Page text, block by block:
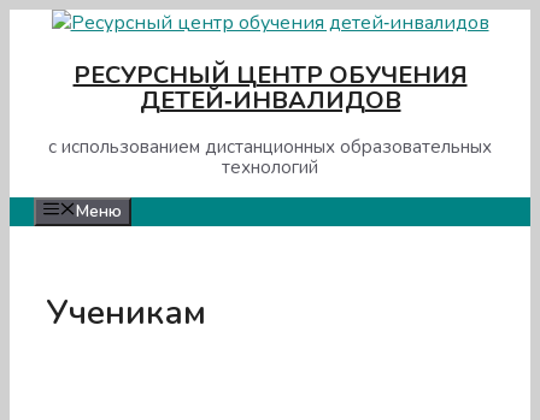
Перейти
содержимому
РЕСУРСНЫЙ ЦЕНТР ОБУЧЕНИЯ
ДЕТЕЙ‑ИНВАЛИДОВ
с использованием дистанционных образовательных
технологий
Меню
Ученикам